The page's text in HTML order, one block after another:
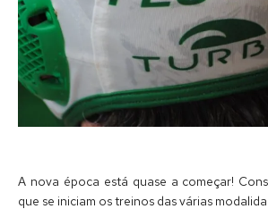
A nova época está quase a começar!
que se iniciam os treinos das várias